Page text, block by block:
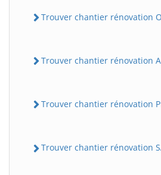
Trouver chantier rénovation
Trouver chantier rénovation
Trouver chantier rénovation
Trouver chantier rénovation